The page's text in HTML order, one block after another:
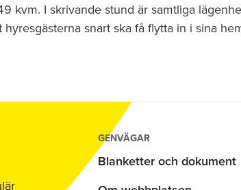
kvm. I skrivande stund är samtliga
hyresgästerna snart ska få flytta in i sina
GENVÄGAR
Blanketter och dokument